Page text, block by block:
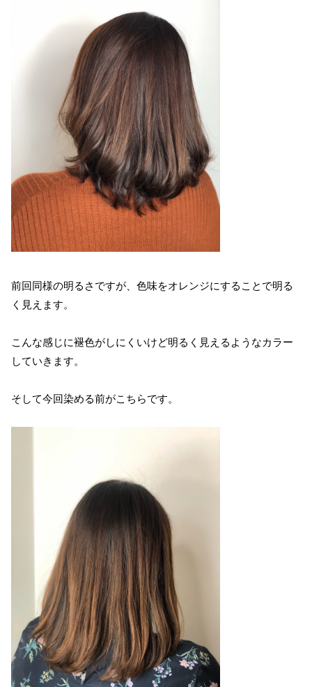
前回同様の明るさですが、色味をオレンジにすることで明る
く見えます。
こんな感じに褪色がしにくいけど明るく見えるようなカラー
していきます。
そして今回染める前がこちらです。